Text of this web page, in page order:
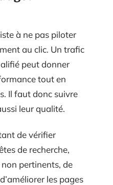
à ne pas piloter
au clic. Un trafic
peut donner
tout en
Il faut donc suivre
leur qualité.
de vérifier
de recherche,
non pertinents, de
les pages